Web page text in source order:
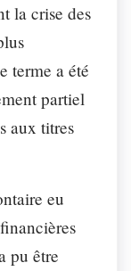
la crise des
terme a été
partiel
aux titres
eu
pu être